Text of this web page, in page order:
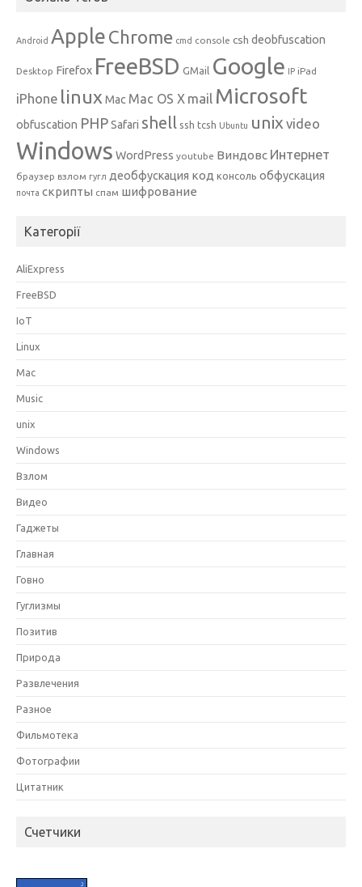
Android Apple Chrome cmd console csh deobfuscation
Desktop Firefox FreeBSD GMail Google IP iPad
iPhone linux Mac Mac OS X mail Microsoft
obfuscation PHPSafari shell ssh tcsh Ubuntu unix video
Windows WordPress youtube Виндовс Интернет
браузер взлом гугл деобфускация код консоль обфускация
почта скрипты спам шифрование
Категорії
AliExpress
FreeBSD
IoT
Linux
Mac
Music
unix
Windows
Взлом
Видео
Гаджеты
Главная
Говно
Гуглизмы
Позитив
Природа
Развлечения
Разное
Фильмотека
Фотографии
Цитатник
Счетчики
2